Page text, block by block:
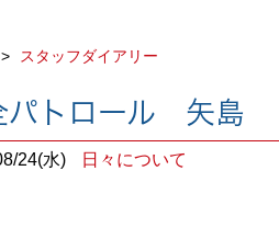
スタッフダイアリー
パトロール 矢島
24(水) 日々について